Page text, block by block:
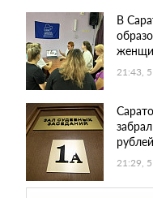
В
21:43,
рублей
21:29,